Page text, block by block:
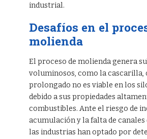
industrial.
Desafíos en el
molienda
El proceso de molienda genera
voluminosos, como la cascarilla,
prolongado no es viable en los
debido a sus propiedades
combustibles. Ante el riesgo de
acumulación y la falta de canales
las industrias han optado por